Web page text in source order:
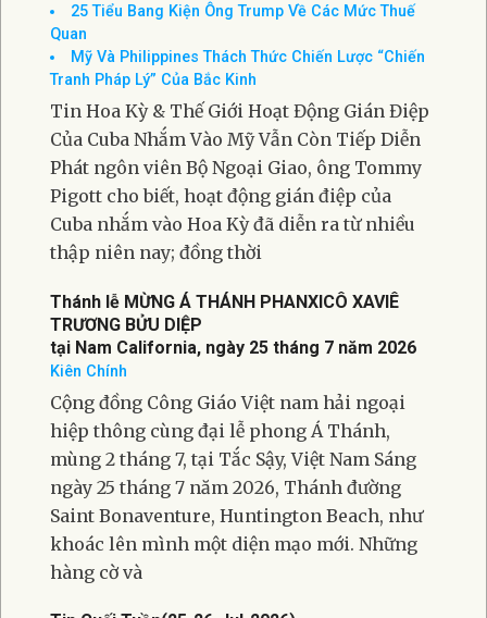
25 Tiểu Bang Kiện Ông Trump Về Các Mức Thuế
Quan
Mỹ Và Philippines Thách Thức Chiến Lược “Chiến
Tranh Pháp Lý” Của Bắc Kinh
Tin Hoa Kỳ & Thế Giới Hoạt Động Gián Điệp
Của Cuba Nhắm Vào Mỹ Vẫn Còn Tiếp Diễn
Phát ngôn viên Bộ Ngoại Giao, ông Tommy
Pigott cho biết, hoạt động gián điệp của
Cuba nhắm vào Hoa Kỳ đã diễn ra từ nhiều
thập niên nay; đồng thời
Thánh lễ MỪNG Á THÁNH PHANXICÔ XAVIÊ
TRƯƠNG BỬU DIỆP
tại Nam California, ngày 25 tháng 7 năm 2026
Kiên Chính
Cộng đồng Công Giáo Việt nam hải ngoại
hiệp thông cùng đại lễ phong Á Thánh,
mùng 2 tháng 7, tại Tắc Sậy, Việt Nam Sáng
ngày 25 tháng 7 năm 2026, Thánh đường
Saint Bonaventure, Huntington Beach, như
khoác lên mình một diện mạo mới. Những
hàng cờ và